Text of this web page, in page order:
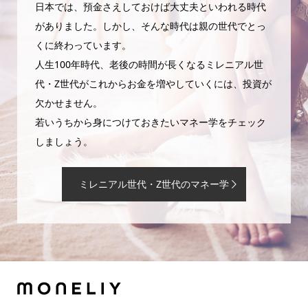
日本では、預金さえしておけば大丈夫といわれる時代
がありました。しかし、そんな時代は親の世代でとっ
くに終わっています。
人生100年時代、老後の時間が長くなるミレニアル世
代・Z世代がこれからお金を増やしていくには、投資が
欠かせません。
若いうちから身につけておきたいマネー学をチェック
しましょう。
ミレニアル世代・Z世代のマネー学